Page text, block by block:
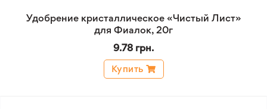
Удобрение кристаллическое «Чистый Лист»
для Фиалок, 20г
9.78 грн.
Купить